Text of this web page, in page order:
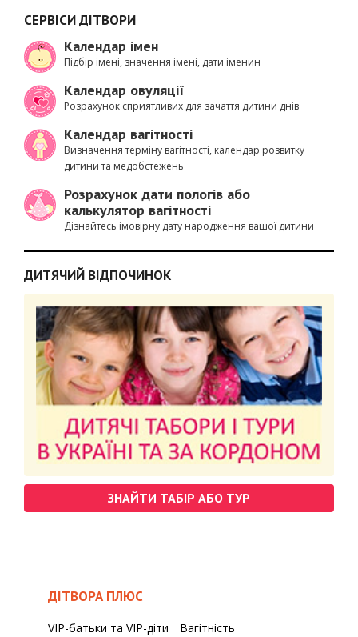
СЕРВІСИ ДІТВОРИ
Календар імен
Підбір імені, значення імені, дати іменин
Календар овуляції
Розрахунок сприятливих для зачаття дитини днів
Календар вагітності
Визначення терміну вагітності, календар розвитку
дитини та медобстежень
Розрахунок дати пологів або
калькулятор вагітності
Дізнайтесь імовірну дату народження вашої дитини
ДИТЯЧИЙ ВІДПОЧИНОК
ЗНАЙТИ ТАБІР АБО ТУР
ДІТВОРА ПЛЮС
VIP-батьки та VIP-діти
Вагітність